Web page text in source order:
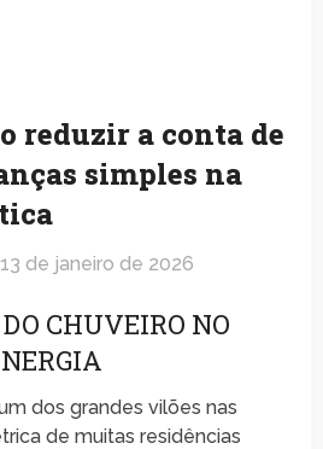
reduzir a conta de
simples na
13 de janeiro de 2026
CHUVEIRO NO
dos grandes vilões nas
de muitas residências